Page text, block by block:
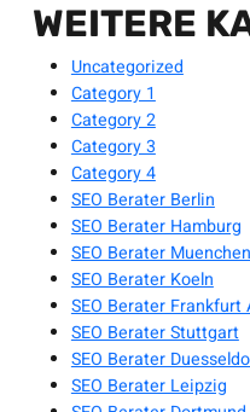
WEITERE
Uncategorized
Category 1
Category 2
Category 3
Category 4
SEO Berater Berlin
SEO Berater Hamburg
SEO Berater Muenchen
SEO Berater Koeln
SEO Berater Frankfurt
SEO Berater Stuttgart
SEO Berater
SEO Berater Leipzig